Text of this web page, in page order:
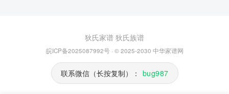
狄氏家谱 狄氏族谱
皖ICP备2025087992号· © 2025-2030 中华家谱网
联系微信（长按复制）： bug987